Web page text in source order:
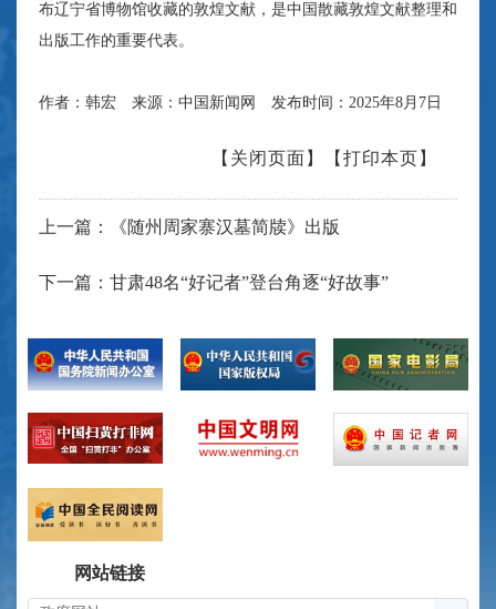
布辽宁省博物馆收藏的敦煌文献，是中国散藏敦煌文献整理和
出版工作的重要代表。
作者：韩宏 来源：中国新闻网 发布时间：2025年8月7日
【打印本页】
【关闭页面】
上一篇：《随州周家寨汉墓简牍》出版
下一篇：甘肃48名“好记者”登台角逐“好故事”
网站链接